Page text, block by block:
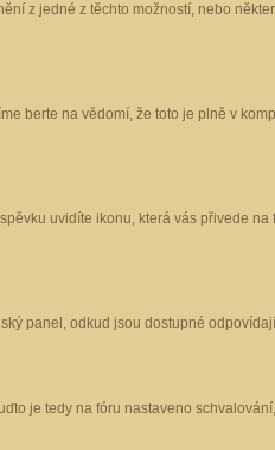
z jedné z těchto možností, nebo
berte na vědomí, že toto je plně v
uvidíte ikonu, která vás přivede
panel, odkud jsou dostupné
je tedy na fóru nastaveno